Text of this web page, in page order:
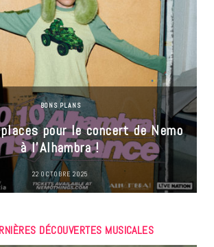
BONS PLANS
pour le concert de Nemo
à l’Alhambra !
22 OCTOBRE 2025
DÉCOUVERTES MUSICALES